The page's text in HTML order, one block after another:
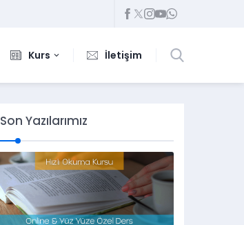
Kurs İletişim
Son Yazılarımız